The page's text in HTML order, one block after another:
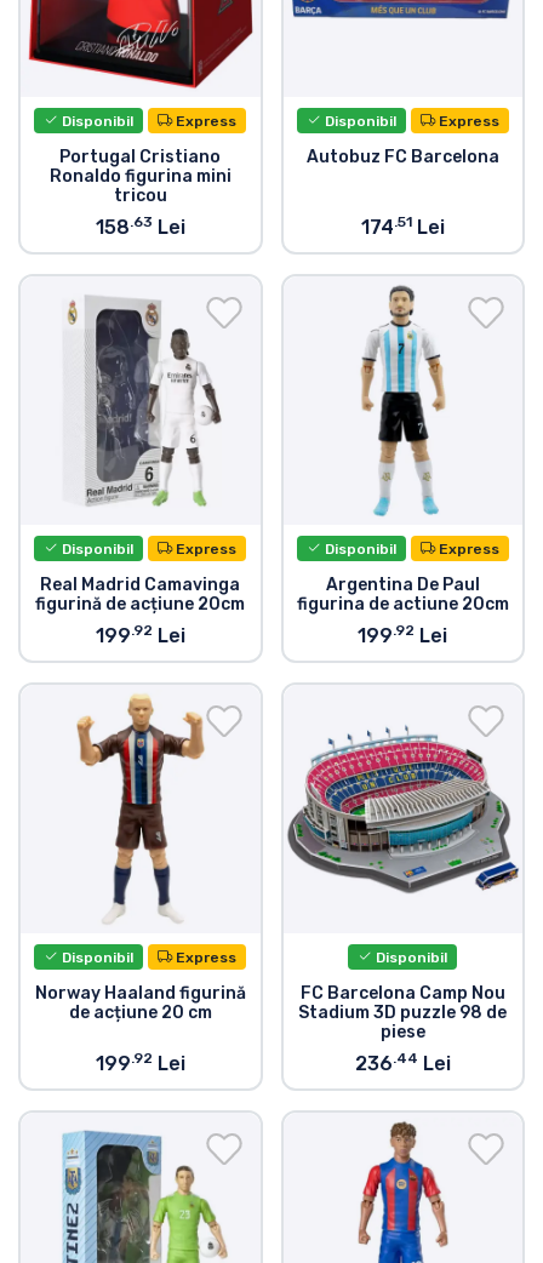
Disponibil Express
Portugal Cristiano
Ronaldo figurina mini
tricou
158.63 Lei
Disponibil Express
Autobuz FC Barcelona
174.51Lei
Disponibil Express
Real Madrid Camavinga
figurină de acțiune 20cm
199.92 Lei
Disponibil Express
Argentina De Paul
figurina de actiune 20cm
199.92 Lei
Disponibil Express
Norway Haaland figurină
de acțiune 20 cm
199.92 Lei
Disponibil
FC Barcelona Camp Nou
Stadium 3D puzzle 98 de
piese
236.44 Lei